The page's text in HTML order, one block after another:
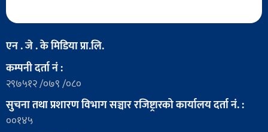
एन . जे . के मिडिया प्रा.लि.
कम्पनी दर्ता नं :
२९७५१२ /०७९ /०८०
सुचना तथा प्रशारण विभाग सञ्चार रजिष्ट्रारको कार्यालय दर्ता नं. :
००१४५